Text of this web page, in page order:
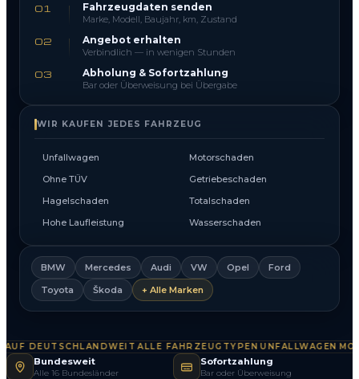
01 Fahrzeugdaten senden
Marke, Modell, Baujahr, km, Zustand
02 Angebot erhalten
Verbindlich — in wenigen Stunden
03 Abholung & Sofortzahlung
Bar oder Überweisung bei Übergabe
WIR KAUFEN JEDES FAHRZEUG
Unfallwagen
Motorschaden
Ohne TÜV
Getriebeschaden
Hagelschaden
Totalschaden
Hohe Laufleistung
Wasserschaden
BMW Mercedes Audi VW Opel
Ford
Toyota
Škoda + Alle Marken
DEUTSCHLANDWEITALLE FAHRZEUGTYPEN·UNFALLWAGEN·
Bundesweit
Alle 16 Bundesländer
Sofortzahlung
Bar oder Überweisung